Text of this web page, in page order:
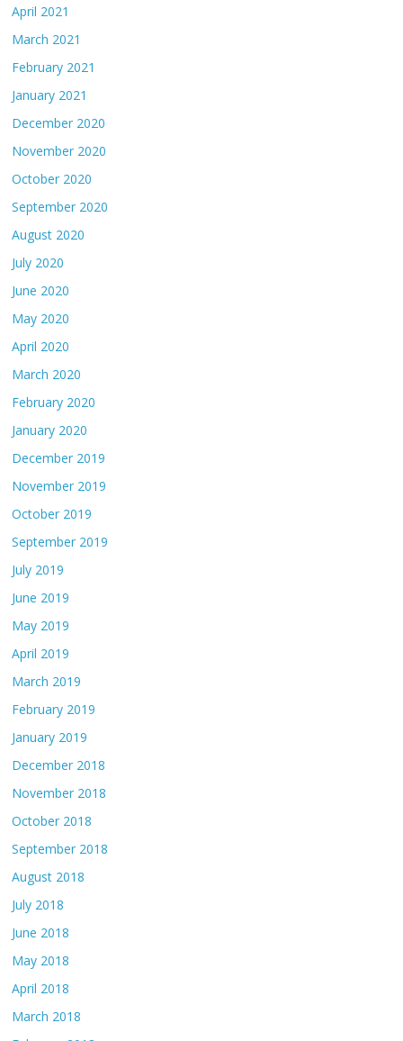
April 2021
March 2021
February 2021
January 2021
December 2020
November 2020
October 2020
September 2020
August 2020
July 2020
June 2020
May 2020
April 2020
March 2020
February 2020
January 2020
December 2019
November 2019
October 2019
September 2019
July 2019
June 2019
May 2019
April 2019
March 2019
February 2019
January 2019
December 2018
November 2018
October 2018
September 2018
August 2018
July 2018
June 2018
May 2018
April 2018
March 2018